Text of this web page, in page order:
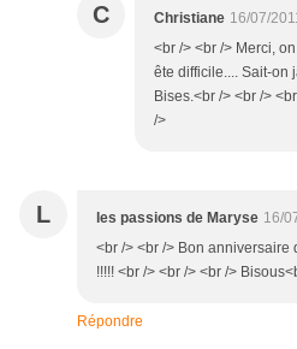
C Christiane 16/07/
<br /> <br /> Merci,
ête difficile.... Sait-on
Bises.<br /> <br />
/>
L les passions de Maryse 16/
<br /> <br /> Bon anniversaire
!!!!! <br /> <br /> <br />
Répondre